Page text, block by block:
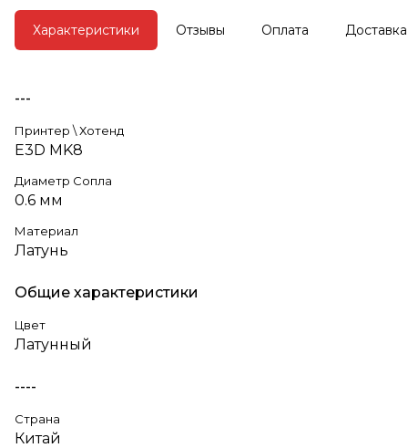
Характеристики Отзывы Оплата Доставка
---
Принтер \ Хотенд
E3D MK8
Диаметр Сопла
0.6 мм
Материал
Латунь
Общие характеристики
Цвет
Латунный
----
Страна
Китай